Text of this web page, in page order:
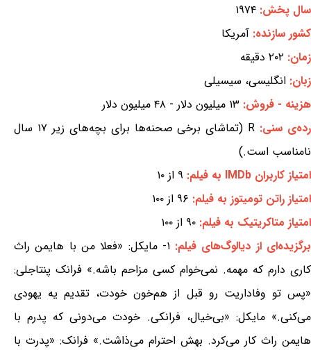
سال پخش: ۱۹۷۴
کشور سازنده: آمریکا
زمان: ۲۰۲ دقیقه
زبان: انگلیسی، سیسیلی
هزینه - فروش: ۱۳ میلیون دلار - ۴۸ میلیون دلار
رده‌ی سنی:
R (تماشای برخی صحنه‌ها برای بچه‌های زیر ۱۷ سال
نامناسب است.)
امتیاز کاربران IMDb به فیلم:
۹ از ۱۰
امتیاز راتن تومیتوز به فیلم: ۹۶ از ۱۰۰
امتیاز متاکریتیک به فیلم: ۹۰ از ۱۰۰
برگزیده‌ای از دیالوگ‌های فیلم: ۱- مایکل: «فعلا من با هایمن راث
کاری دارم که مهمه. نمی‌خوام کسی مزاحم باشه.» فرانک پنتاجلی:
«پس تو وفاداریت رو قبل از هم‌خون خودت، تقدیم یه یهودی
می‌کنی.» مایکل: «بی‌خیال، فرانکی. خودت می‌دونی که پدرم با
هایمن راث کار می‌کرد. بهش احترام می‌ذاشت.» فرانک: «پدرت با